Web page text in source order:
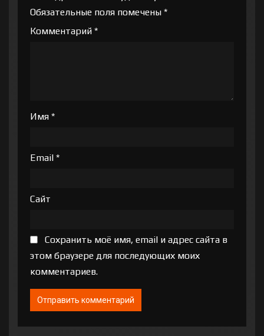
Обязательные поля помечены *
Комментарий *
Имя *
Email *
Сайт
Сохранить моё имя, email и адрес сайта в
этом браузере для последующих моих
комментариев.